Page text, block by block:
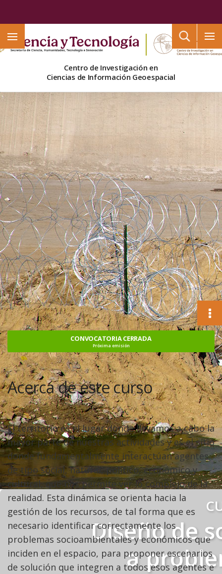
Centro de Investigación en
Ciencias de Información Geoespacial
Diseño de
a
Próxima emisión
CONVOCATORIA CERRADA
Acerca de este curso
El territorio es el lugar donde llevamos a cabo la
mayor parte de nuestras actividades y es el sitio
donde fundamentalmente interactúan agentes
de tipo social, natural, político, económico y
cultural, que nos permite ver lo complejo de la
realidad. Esta dinámica se orienta hacia la
gestión de los recursos, de tal forma que es
necesario identificar correctamente los
problemas socioambientales y económicos que
inciden en el espacio, para proponer escenarios
de solución que integren a todos esos agentes e